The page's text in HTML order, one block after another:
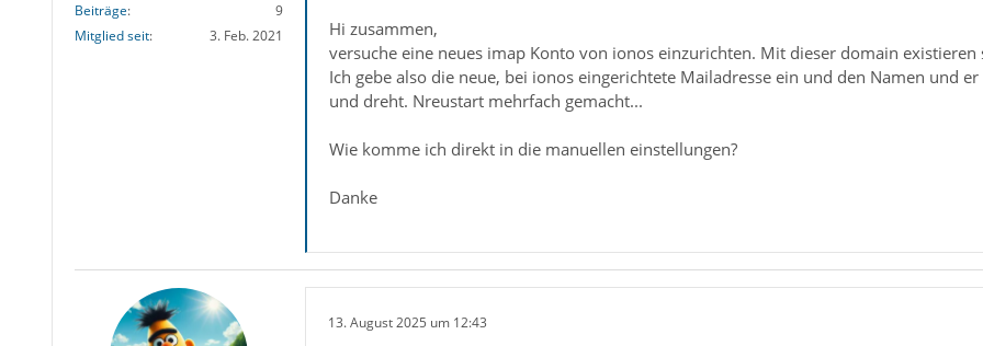
Beiträge
9
Mitglied seit
3. Feb. 2021
Hi zusammen,
versuche eine neues imap Konto von ionos einzurichten. Mit dieser domain
Ich gebe also die neue, bei ionos eingerichtete Mailadresse ein und den Namen und
und dreht. Nreustart mehrfach gemacht...
Wie komme ich direkt in die manuellen einstellungen?
Danke
13. August 2025 um 12:43